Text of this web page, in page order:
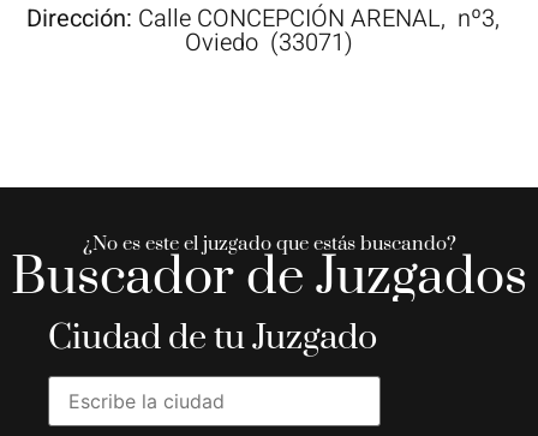
Dirección: Calle CONCEPCIÓN ARENAL, nº3,
Oviedo (33071)
¿No es este el juzgado que estás buscando?
Buscador de Juzgados
Ciudad de tu Juzgado